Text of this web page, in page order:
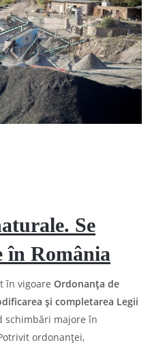
Se
în România
în vigoare Ordonanţa de
şi completarea Legii
schimbări majore în
ordonanței,